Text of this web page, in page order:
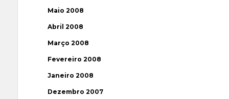
Maio 2008
Abril 2008
Março 2008
Fevereiro 2008
Janeiro 2008
Dezembro 2007